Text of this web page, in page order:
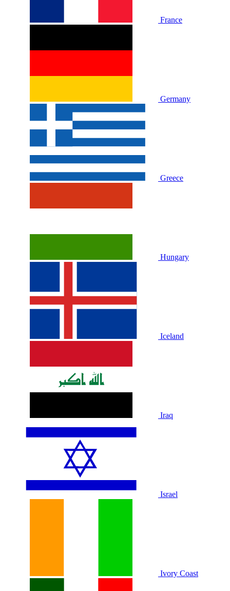
France
Germany
Greece
Hungary
Iceland
Iraq
Israel
Ivory Coast